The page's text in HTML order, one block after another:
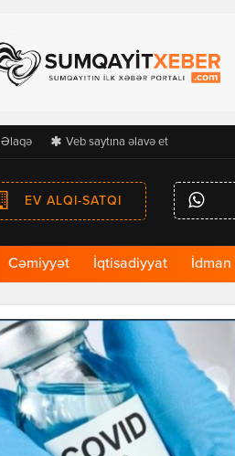
Əlaqə Veb saytına əlavə et
EV ALQI-SATQI
Cəmiyyət İqtisadiyyat İdman